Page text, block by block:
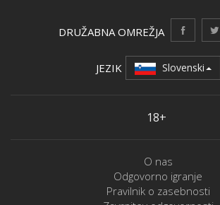
DRUŽABNA OMREŽJA
JEZIK Slovenski
18+
O nas
Odgovorno igranje
Pravilnik o zasebnosti